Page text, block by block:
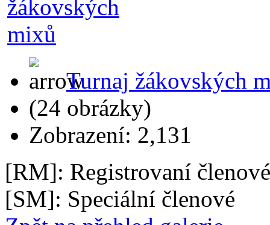
Turnaj žákovských
(24 obrázky)
Zobrazení: 2,131
[RM]: Registrovaní
[SM]: Speciální členové